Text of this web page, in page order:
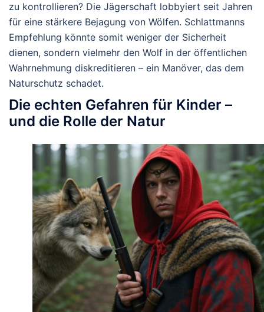
zu kontrollieren? Die Jägerschaft lobbyiert seit Jahren
für eine stärkere Bejagung von Wölfen. Schlattmanns
Empfehlung könnte somit weniger der Sicherheit
dienen, sondern vielmehr den Wolf in der öffentlichen
Wahrnehmung diskreditieren – ein Manöver, das dem
Naturschutz schadet.
Die echten Gefahren für Kinder –
und die Rolle der Natur